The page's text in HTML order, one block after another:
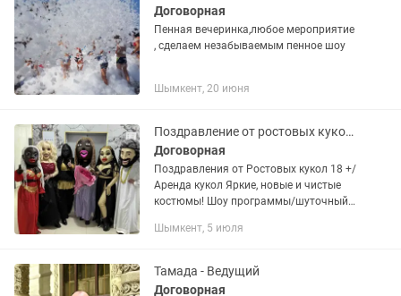
Договорная
Пенная вечеринка,любое мероприятие
, сделаем незабываемым пенное шоу
Шымкент, 20 июня
Поздравление от ростовых кукол/аренда кукол
Договорная
Поздравления от Ростовых кукол 18 +/
Аренда кукол Яркие, новые и чистые
костюмы! Шоу программы/шуточный
Шымкент, 5 июля
Тамада - Ведущий
Договорная